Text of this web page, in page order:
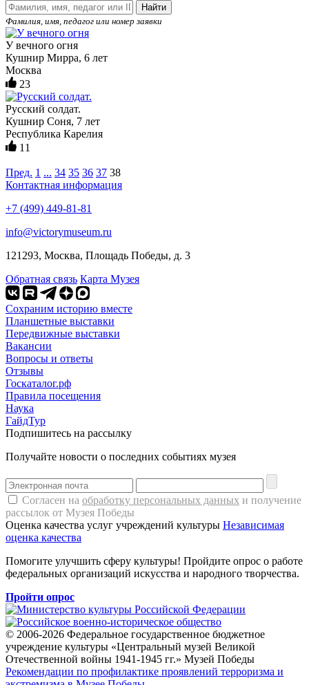
Найти
Фамилия, имя, педагог или номер заявки
У вечного огня
Кушнир Мирра, 6 лет
Москва
23
Русский солдат.
Кушнир Соня, 7 лет
Республика Карелия
11
Пред. 1 ... 34 35 36 37 38
Контактная информация
+7 (499) 449-81-81
info@victorymuseum.ru
121293, Москва, Площадь Победы, д. 3
Обратная связь Карта Музея
Сохраним историю вместе
Планшетные выставки
Передвижные выставки
Вакансии
Вопросы и ответы
Отзывы
Госкаталог.рф
Правила посещения
Наука
ГайдТур
Подпишитесь на рассылку
Получайте новости о последних событиях музея
Согласен на обработку персональных данных и получение
рассылок от Музея Победы
Оценка качества услуг учреждений культуры Независимая
оценка качества
Помогите улучшить сферу культуры! Пройдите опрос о работе
федеральных организаций искусства и народного творчества.
Пройти опрос
© 2006-2026 Федеральное государственное бюджетное
учреждение культуры «Центральный музей Великой
Отечественной войны 1941-1945 гг.» Музей Победы
Рекомендации по профилактике проявлений терроризма и